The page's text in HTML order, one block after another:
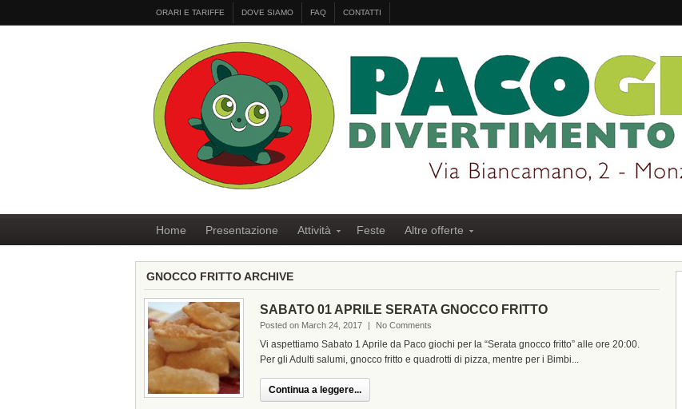
ORARI E TARIFFE DOVE SIAMO FAQ CONTATTI
Home Presentazione Attività Feste Altre offerte
GNOCCO FRITTO ARCHIVE
SABATO 01 APRILE SERATA GNOCCO FRITTO
Posted on March 24, 2017 | No Comments
Vi aspettiamo Sabato 1 Aprile da Paco giochi per la “Serata gnocco fritto” alle ore 20:00.
Per gli Adulti salumi, gnocco fritto e quadrotti di pizza, mentre per i Bimbi...
Continua a leggere...